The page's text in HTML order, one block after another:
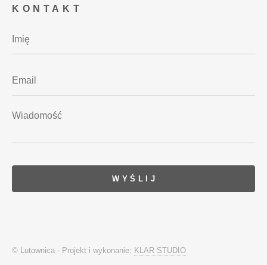
KONTAKT
© Lutownica - Projekt i wykonanie: KLAR STUDIO